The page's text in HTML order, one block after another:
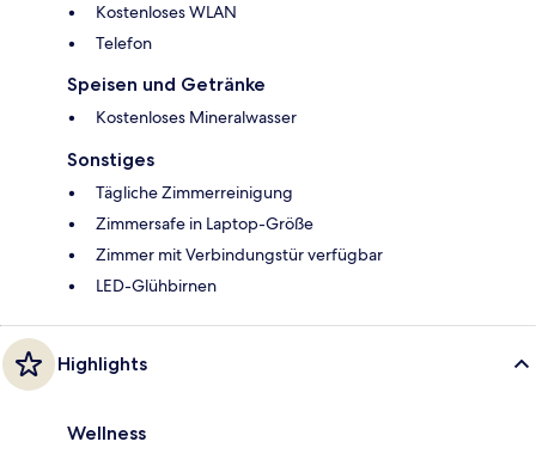
Kostenloses WLAN
Telefon
Speisen und Getränke
Kostenloses Mineralwasser
Sonstiges
Tägliche Zimmerreinigung
Zimmersafe in Laptop-Größe
Zimmer mit Verbindungstür verfügbar
LED-Glühbirnen
Highlights
Wellness